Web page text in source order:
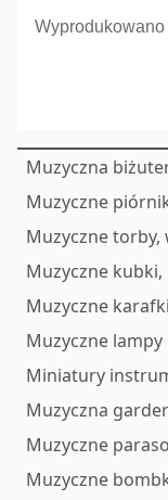
Muzyczna
Muzyczne
Muzyczne torby,
Muzyczne
Muzyczne
Muzyczne lampy
Miniatury
Muzyczna
Muzyczne
Muzyczne